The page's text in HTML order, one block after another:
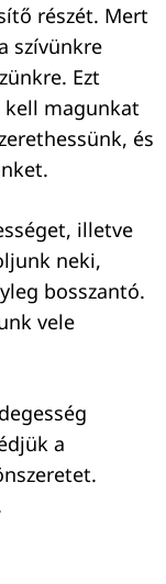
részét. Mert
szívünkre
Ezt
kell magunkat
és
illetve
neki,
bosszantó.
vele
a